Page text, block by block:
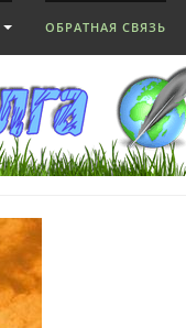
ОБРАТНАЯ СВЯЗЬ